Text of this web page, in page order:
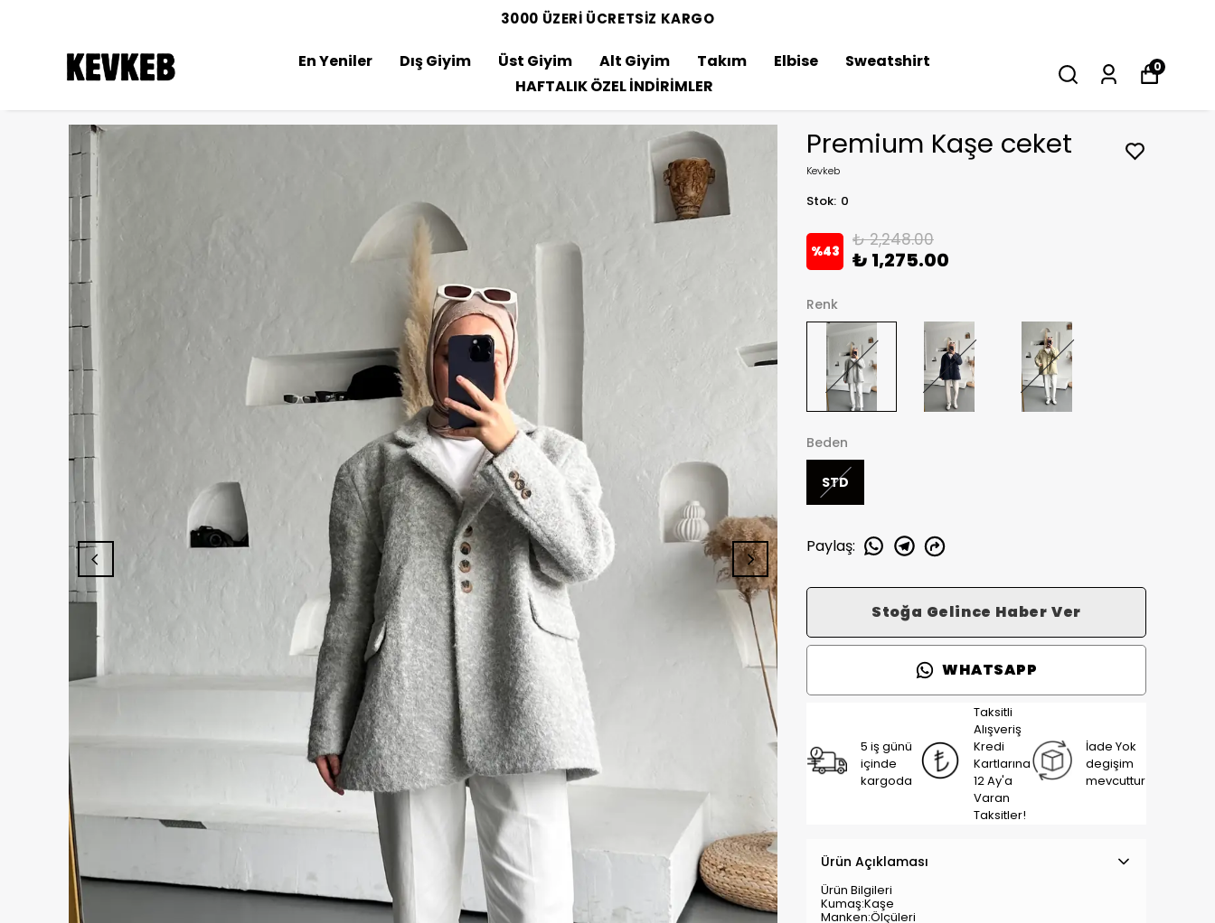
3000 ÜZERİ ÜCRETSİZ KARGO
En Yeniler Dış Giyim Üst Giyim Alt Giyim Takım Elbise
Sweatshirt
HAFTALIK ÖZEL İNDİRİMLER
0
Premium Kaşe ceket
Kevkeb
Stok: 0
%43
₺ 2,248.00
₺ 1,275.00
Renk
Beden
STD
Paylaş:
Stoğa Gelince Haber Ver
WHATSAPP
5 iş günü
içinde
kargoda
Taksitli
Alışveriş
Kredi
Kartlarına
12 Ay'a
Varan
Taksitler!
İade Yok
degişim
mevcuttur
Ürün Açıklaması
Ürün Bilgileri
Kumaş:Kaşe
Manken:Ölçüleri